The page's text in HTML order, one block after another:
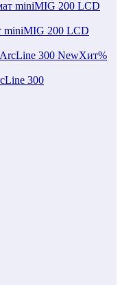
miniMIG 200 LCD
NewХит%
300